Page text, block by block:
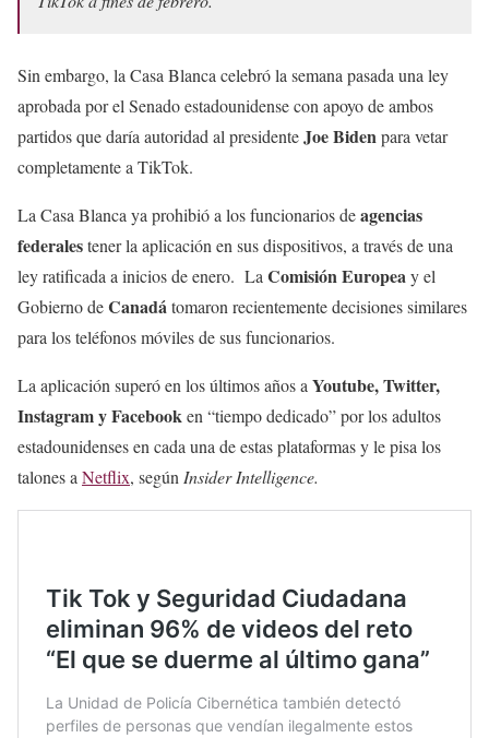
Sin embargo, la Casa Blanca celebró la semana pasada una ley
aprobada por el Senado estadounidense con apoyo de ambos
partidos que daría autoridad al presidenteJoe Bidenpara vetar
completamente a TikTok.
La Casa Blanca ya prohibió a los funcionarios deagencias
federalestener la aplicación en sus dispositivos, a través de una
ley ratificada a inicios de enero. La Comisión Europeay el
Gobierno deCanadátomaron recientemente decisiones similares
para los teléfonos móviles de sus funcionarios.
La aplicación superó en los últimos años a Youtube, Twitter,
Instagram y Facebooken “tiempo dedicado” por los adultos
estadounidenses en cada una de estas plataformas y le pisa los
talones a Netflix, según Insider Intelligence.